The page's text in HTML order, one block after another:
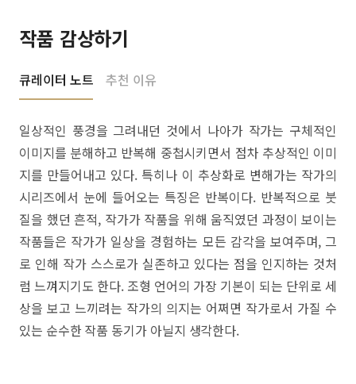
작품 감상하기
큐레이터 노트 추천 이유
일상적인 풍경을 그려내던 것에서 나아가 작가는 구체적인
이미지를 분해하고 반복해 중첩시키면서 점차 추상적인 이미
지를 만들어내고 있다. 특히나 이 추상화로 변해가는 작가의
시리즈에서 눈에 들어오는 특징은 반복이다. 반복적으로 붓
질을 했던 흔적, 작가가 작품을 위해 움직였던 과정이 보이는
작품들은 작가가 일상을 경험하는 모든 감각을 보여주며, 그
로 인해 작가 스스로가 실존하고 있다는 점을 인지하는 것처
럼 느껴지기도 한다. 조형 언어의 가장 기본이 되는 단위로 세
상을 보고 느끼려는 작가의 의지는 어쩌면 작가로서 가질 수
있는 순수한 작품 동기가 아닐지 생각한다.